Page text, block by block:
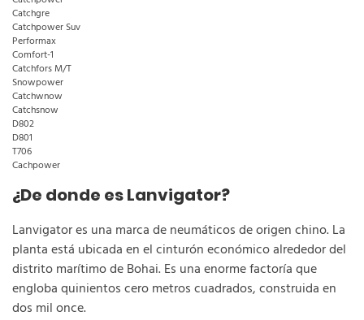
Catchgre
Catchpower Suv
Performax
Comfort-1
Catchfors M/T
Snowpower
Catchwnow
Catchsnow
D802
D801
T706
Cachpower
¿De donde es Lanvigator?
Lanvigator es una marca de neumáticos de origen chino. La
planta está ubicada en el cinturón económico alrededor del
distrito marítimo de Bohai. Es una enorme factoría que
engloba quinientos cero metros cuadrados, construida en
dos mil once.